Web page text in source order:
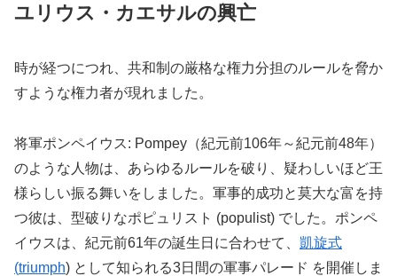
ユリウス・カエサルの興亡
時が経つにつれ、共和制の厳格な権力分担のルールを脅か
すような権力者が現れました。
将軍ポンペイウス: Pompey（紀元前106年～紀元前48年）
のような人物は、あらゆるルールを破り、疑わしいほど王
様らしい振る舞いをしました。軍事的成功と莫大な富を持
つ彼は、型破りなポピュリスト (populist) でした。ポンペ
イウスは、紀元前61年の誕生日に合わせて、 凱旋式
(triumph) として知られる3日間の軍事パレード を開催しま